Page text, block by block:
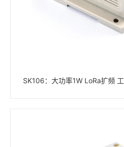
SK106：大功率1W LoRa扩频